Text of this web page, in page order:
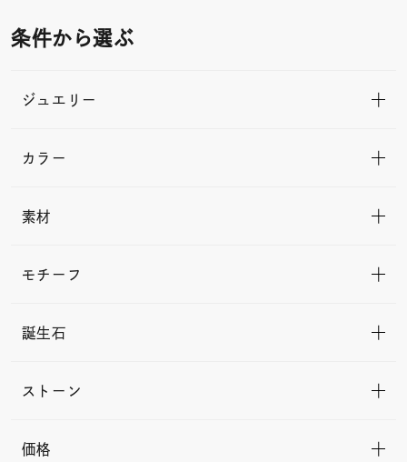
条件から選ぶ
ジュエリー
カラー
素材
モチーフ
誕生石
ストーン
価格